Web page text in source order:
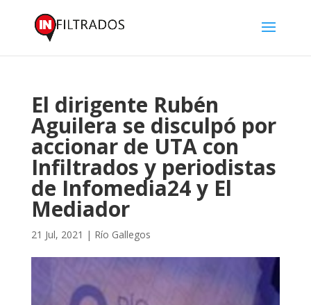
El dirigente Rubén
Aguilera se disculpó por
accionar de UTA con
Infiltrados y periodistas
de Infomedia24 y El ​
Mediador
21 Jul, 2021 | Río Gallegos